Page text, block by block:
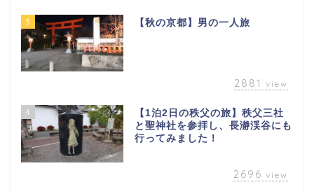
3 【秋の京都】男の一人旅
2881 view
4
【1泊2日の秩父の旅】秩父三社
と聖神社を参拝し、長瀞渓谷にも
行ってみました！
2696 view